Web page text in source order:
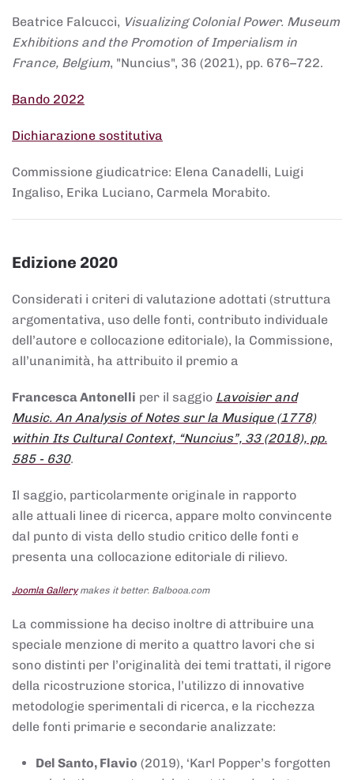
Beatrice Falcucci, Visualizing Colonial Power. Museum
Exhibitions and the Promotion of Imperialism in
France, Belgium, "Nuncius", 36 (2021), pp. 676–722.
Bando 2022
Dichiarazione sostitutiva
Commissione giudicatrice: Elena Canadelli, Luigi
Ingaliso, Erika Luciano, Carmela Morabito.
Edizione 2020
Considerati i criteri di valutazione adottati (struttura
argomentativa, uso delle fonti, contributo individuale
dell’autore e collocazione editoriale), la Commissione,
all’unanimità, ha attribuito il premio a
Francesca Antonelli per il saggio Lavoisier and
Music. An Analysis of Notes sur la Musique (1778)
within Its Cultural Context, “Nuncius”, 33 (2018), pp.
585 - 630.
Il saggio, particolarmente originale in rapporto
alle attuali linee di ricerca, appare molto convincente
dal punto di vista dello studio critico delle fonti e
presenta una collocazione editoriale di rilievo.
Joomla Gallerymakes it better. Balbooa.com
La commissione ha deciso inoltre di attribuire una
speciale menzione di merito a quattro lavori che si
sono distinti per l’originalità dei temi trattati, il rigore
della ricostruzione storica, l’utilizzo di innovative
metodologie sperimentali di ricerca, e la ricchezza
delle fonti primarie e secondarie analizzate:
Del Santo, Flavio (2019), ‘Karl Popper’s forgotten